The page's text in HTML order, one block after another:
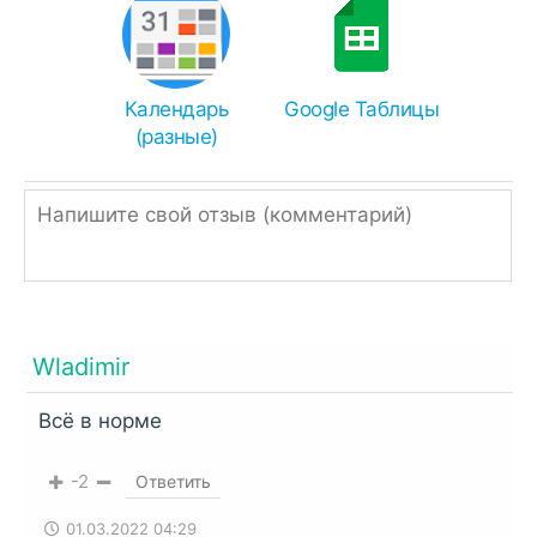
Чем распаковать zip или rar:
Иногда браузеры ошибочно переименовывают
APK в ZIP, поэтому просто измените
расширение.
Однако, если ссылка подписана, как ZIP или
RAR, значит архив нужно распаковать
Commander.
Календарь
(разные)
Google Таблицы
Wladimir
Всё в норме
-2 Ответить
01.03.2022 04:29